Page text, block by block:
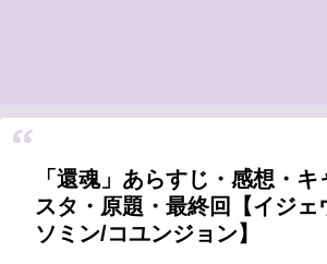
「還魂」あらすじ・感想・
スタ・原題・最終回【イジェ
ソミン/コユンジョン】